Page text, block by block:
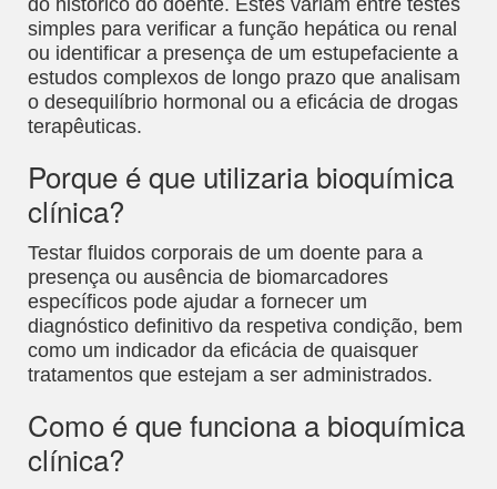
do histórico do doente. Estes variam entre testes
simples para verificar a função hepática ou renal
ou identificar a presença de um estupefaciente a
estudos complexos de longo prazo que analisam
o desequilíbrio hormonal ou a eficácia de drogas
terapêuticas.
Porque é que utilizaria bioquímica
clínica?
Testar fluidos corporais de um doente para a
presença ou ausência de biomarcadores
específicos pode ajudar a fornecer um
diagnóstico definitivo da respetiva condição, bem
como um indicador da eficácia de quaisquer
tratamentos que estejam a ser administrados.
Como é que funciona a bioquímica
clínica?